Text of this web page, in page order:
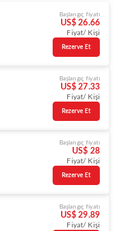
Başlangıç fiyatı
US$ 26.66
Fiyat/ Kişi
Rezerve Et
Başlangıç fiyatı
US$ 27.33
Fiyat/ Kişi
Rezerve Et
Başlangıç fiyatı
US$ 28
Fiyat/ Kişi
Rezerve Et
Başlangıç fiyatı
US$ 29.89
Fiyat/ Kişi